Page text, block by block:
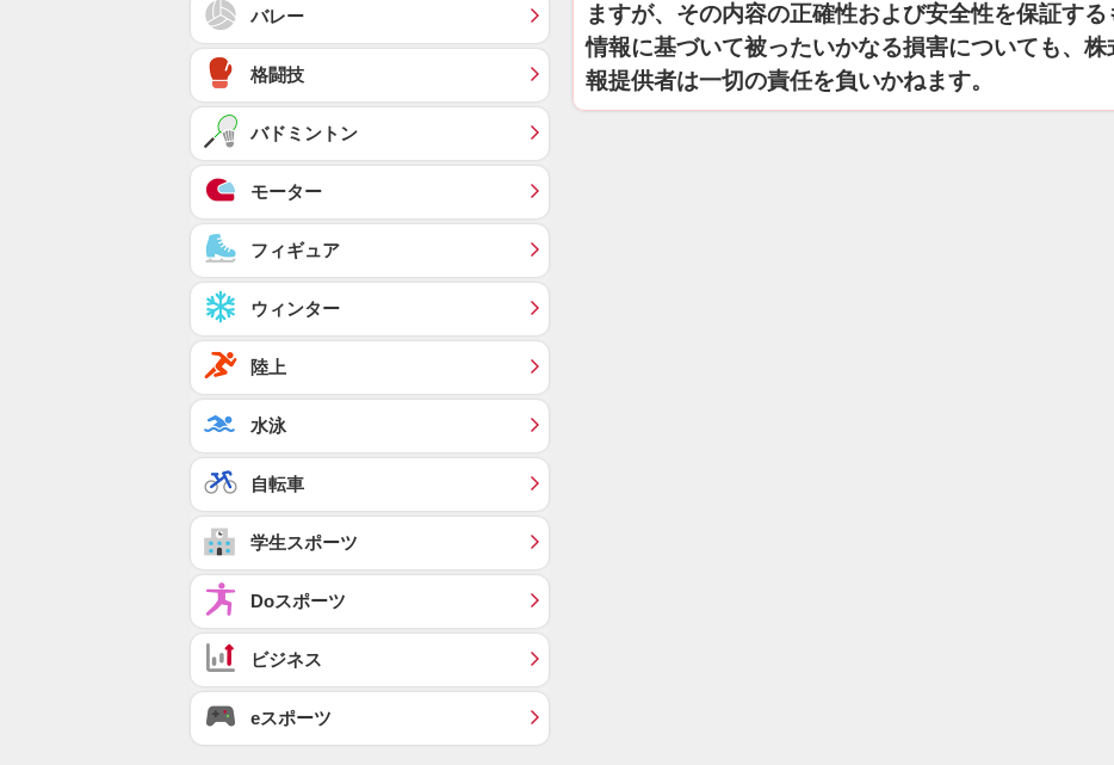
ますが、その内容の正確性および安全性を保証す
情報に基づいて被ったいかなる損害についても、
報提供者は一切の責任を負いかねます。
バレー
格闘技
バドミントン
モーター
フィギュア
ウィンター
陸上
水泳
自転車
学生スポーツ
Doスポーツ
ビジネス
eスポーツ